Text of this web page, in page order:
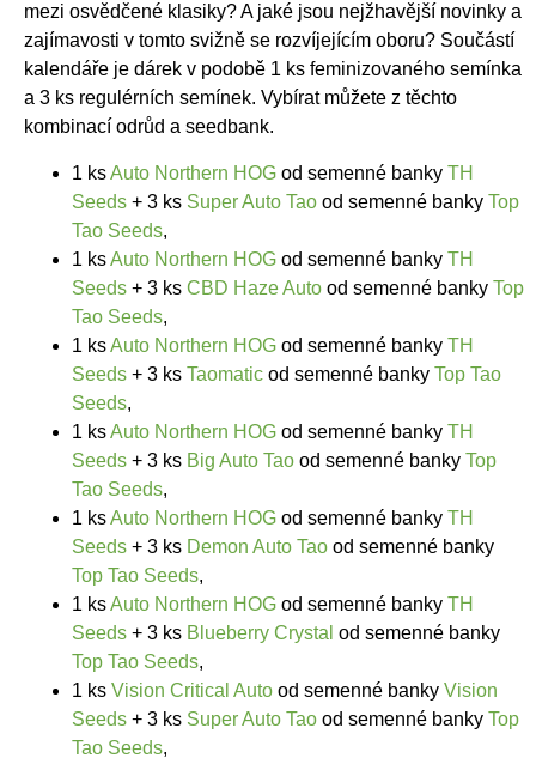
mezi osvědčené klasiky? A jaké jsou nejžhavější novinky a
zajímavosti v tomto svižně se rozvíjejícím oboru? Součástí
kalendáře je dárek v podobě 1 ks feminizovaného semínka
a 3 ks regulérních semínek. Vybírat můžete z těchto
kombinací odrůd a seedbank.
1 ksAuto Northern HOG od semenné banky TH
Seeds + 3 ks Super Auto Tao od semenné banky Top
Tao Seeds,
1 ksAuto Northern HOG od semenné banky TH
Seeds + 3 ks CBD Haze Auto od semenné banky Top
Tao Seeds,
1 ksAuto Northern HOG od semenné banky TH
Seeds + 3 ks Taomatic od semenné banky Top Tao
Seeds,
1 ksAuto Northern HOG od semenné banky TH
Seeds + 3 ks Big Auto Tao od semenné banky Top
Tao Seeds,
1 ksAuto Northern HOG od semenné banky TH
Seeds + 3 ks Demon Auto Tao od semenné banky
Top Tao Seeds,
1 ksAuto Northern HOG od semenné banky TH
Seeds + 3 ks Blueberry Crystal od semenné banky
Top Tao Seeds,
1 ks Vision Critical Auto od semenné banky Vision
Seeds + 3 ks Super Auto Tao od semenné banky Top
Tao Seeds,